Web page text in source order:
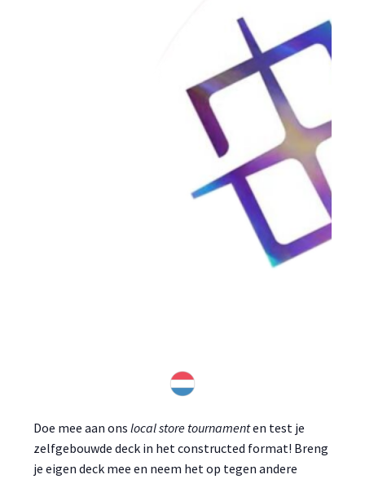
Doe mee aan ons local store tournamenten test je
zelfgebouwde deck in het constructed format! Breng
je eigen deck mee en neem het op tegen andere